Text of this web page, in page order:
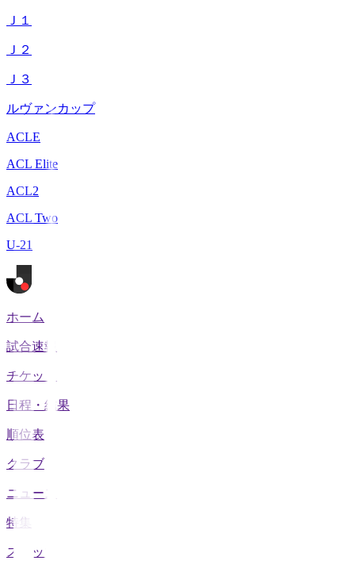
Ｊ１
Ｊ２
Ｊ３
ルヴァンカップ
ACLE
ACL Elite
ACL2
ACL Two
U-21
ホーム
試合速報
チケット
日程・結果
順位表
クラブ
ニュース
特集
スタッツ